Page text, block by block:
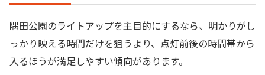
隅田公園のライトアップを主目的にするなら、明かりがし
っかり映える時間だけを狙うより、点灯前後の時間帯から
入るほうが満足しやすい傾向があります。